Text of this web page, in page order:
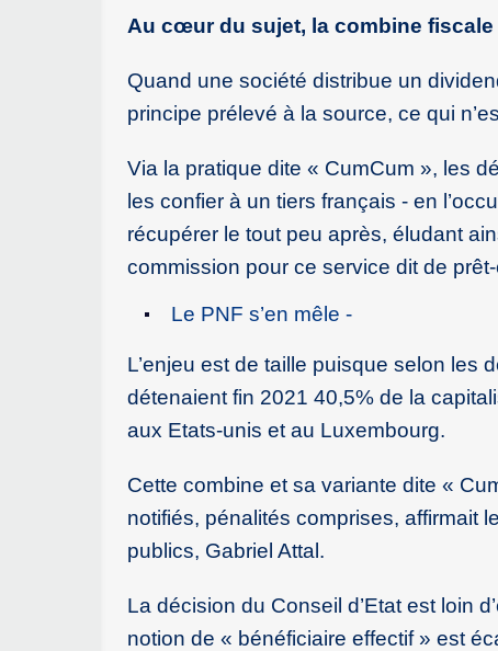
Au cœur du sujet, la combine
Quand une société distribue un
principe prélevé à la source, ce qui
Via la pratique dite « CumCum », les
les confier à un tiers français - en
récupérer le tout peu après, éludant
commission pour ce service dit de
Le PNF s’en mêle -
L’enjeu est de taille puisque selon les
détenaient fin 2021 40,5% de la
aux Etats-unis et au Luxembourg.
Cette combine et sa variante dite «
notifiés, pénalités comprises, affirmait
publics, Gabriel Attal.
La décision du Conseil d’Etat est loin
notion de « bénéficiaire effectif » est